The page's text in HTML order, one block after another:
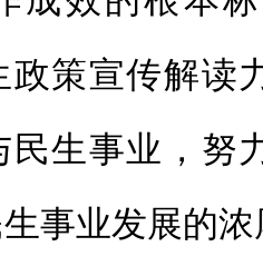
政策宣传解读
民生事业，努
事业发展的